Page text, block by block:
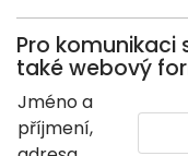
Pro komunikaci
také webový
Jméno a
příjmení,